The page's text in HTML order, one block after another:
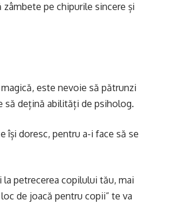
pe chipurile sincere și
este nevoie să pătrunzi
să dețină abilități de psiholog.
își doresc, pentru a-i face să se
la petrecerea copilului tău, mai
de joacă pentru copii” te va